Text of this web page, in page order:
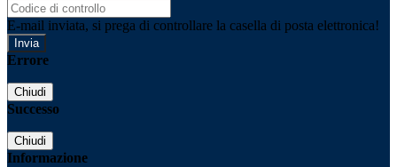
E-mail inviata, si prega di controllare la casella di posta elettronica!
Errore
Chiudi
Successo
Chiudi
Informazione